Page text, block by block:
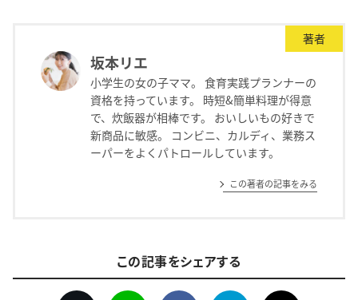
著者
坂本リエ
小学生の女の子ママ。 食育実践プランナーの
資格を持っています。 時短&簡単料理が得意
で、炊飯器が相棒です。 おいしいもの好きで
新商品に敏感。 コンビニ、カルディ、業務ス
ーパーをよくパトロールしています。
この著者の記事をみる
この記事をシェアする